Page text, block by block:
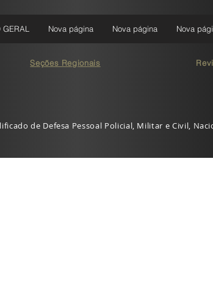
Seções Regionais
de Defesa Pessoal Policial, Militar e Civil,
Nova página Nova página Nova